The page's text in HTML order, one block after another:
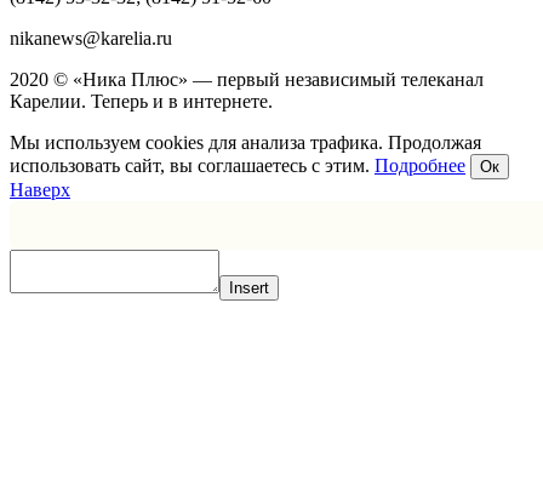
nikanews@karelia.ru
2020 © «Ника Плюс» — первый независимый телеканал
Карелии. Теперь и в интернете.
Мы используем cookies для анализа трафика. Продолжая
использовать сайт, вы соглашаетесь с этим. Подробнее Ок
Наверх
Insert